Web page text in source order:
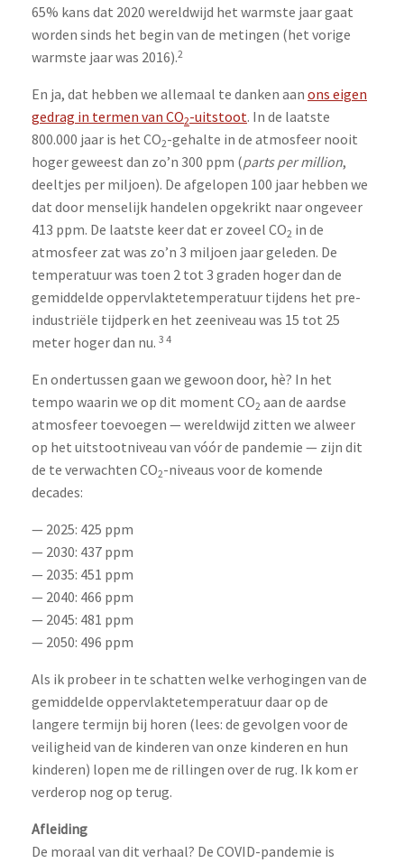
65% kans dat 2020 wereldwijd het warmste jaar gaat
worden sinds het begin van de metingen (het vorige
warmste jaar was 2016).2
En ja, dat hebben we allemaal te danken aan ons eigen
gedrag in termen van CO2-uitstoot. In de laatste
800.000 jaar is het CO2-gehalte in de atmosfeer nooit
hoger geweest dan zo’n 300 ppm (parts per million,
deeltjes per miljoen). De afgelopen 100 jaar hebben we
dat door menselijk handelen opgekrikt naar ongeveer
413 ppm. De laatste keer dat er zoveel CO2 in de
atmosfeer zat was zo’n 3 miljoen jaar geleden. De
temperatuur was toen 2 tot 3 graden hoger dan de
gemiddelde oppervlaktetemperatuur tijdens het pre-
industriële tijdperk en het zeeniveau was 15 tot 25
meter hoger dan nu. 3 4
En ondertussen gaan we gewoon door, hè? In het
tempo waarin we op dit moment CO2 aan de aardse
atmosfeer toevoegen — wereldwijd zitten we alweer
op het uitstootniveau van vóór de pandemie — zijn dit
de te verwachten CO2-niveaus voor de komende
decades:
— 2025: 425 ppm
— 2030: 437 ppm
— 2035: 451 ppm
— 2040: 466 ppm
— 2045: 481 ppm
— 2050: 496 ppm
Als ik probeer in te schatten welke verhogingen van de
gemiddelde oppervlaktetemperatuur daar op de
langere termijn bij horen (lees: de gevolgen voor de
veiligheid van de kinderen van onze kinderen en hun
kinderen) lopen me de rillingen over de rug. Ik kom er
verderop nog op terug.
Afleiding
De moraal van dit verhaal? De COVID-pandemie is